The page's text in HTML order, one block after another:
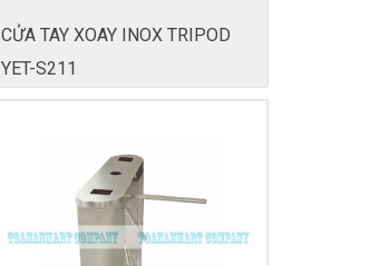
CỬA TAY XOAY INOX TRIPOD
YET-S211